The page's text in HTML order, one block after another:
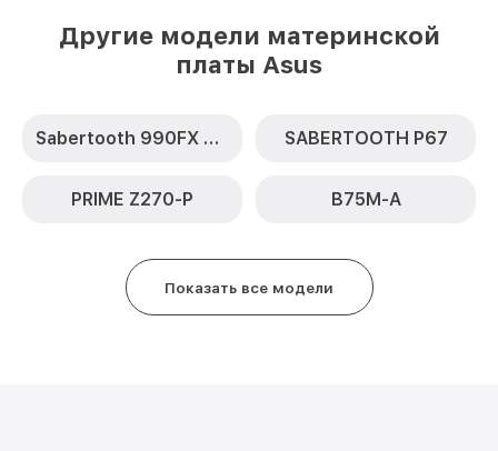
Другие модели материнской
платы Asus
Sabertooth 990FX R2.0 SABERTOOTH P67
PRIME Z270-P B75M-A
Показать все модели